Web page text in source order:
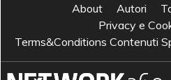
About Autori
Privacy e
Terms&Conditions Contenuti